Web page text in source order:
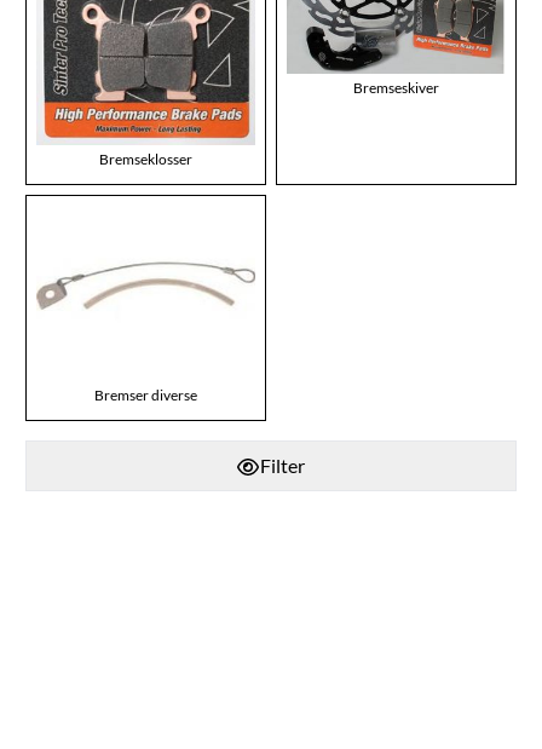
Bremseklosser
Bremseskiver
Bremser diverse
Filter